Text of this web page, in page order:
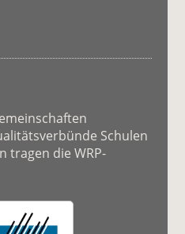
Schulen
tragen die WRP-